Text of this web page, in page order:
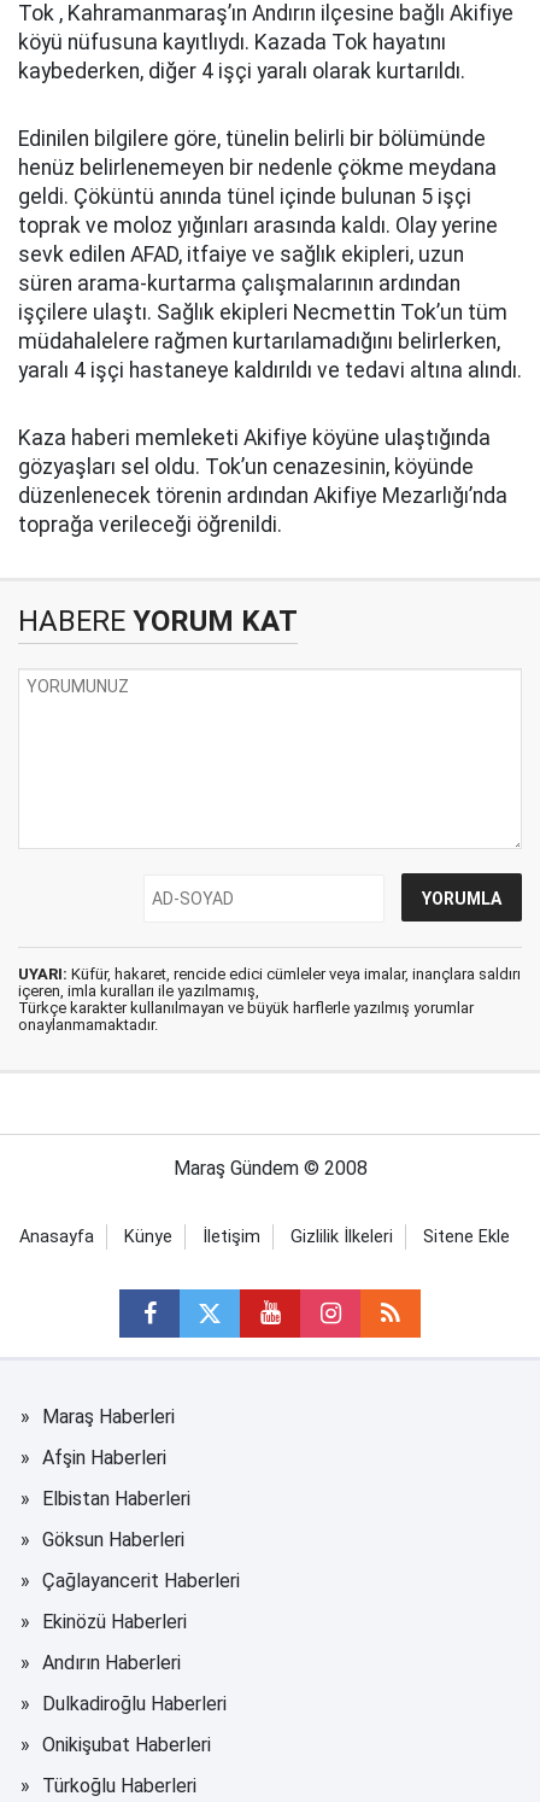
Tok , Kahramanmaraş’ın Andırın ilçesine bağlı Akifiye
köyü nüfusuna kayıtlıydı. Kazada Tok hayatını
kaybederken, diğer 4 işçi yaralı olarak kurtarıldı.
Edinilen bilgilere göre, tünelin belirli bir bölümünde
henüz belirlenemeyen bir nedenle çökme meydana
geldi. Çöküntü anında tünel içinde bulunan 5 işçi
toprak ve moloz yığınları arasında kaldı. Olay yerine
sevk edilen AFAD, itfaiye ve sağlık ekipleri, uzun
süren arama-kurtarma çalışmalarının ardından
işçilere ulaştı. Sağlık ekipleri Necmettin Tok’un tüm
müdahalelere rağmen kurtarılamadığını belirlerken,
yaralı 4 işçi hastaneye kaldırıldı ve tedavi altına alındı.
Kaza haberi memleketi Akifiye köyüne ulaştığında
gözyaşları sel oldu. Tok’un cenazesinin, köyünde
düzenlenecek törenin ardından Akifiye Mezarlığı’nda
toprağa verileceği öğrenildi.
HABERE YORUM KAT
UYARI: Küfür, hakaret, rencide edici cümleler veya imalar, inançlara saldırı
içeren, imla kuralları ile yazılmamış,
Türkçe karakter kullanılmayan ve büyük harflerle yazılmış yorumlar
onaylanmamaktadır.
Maraş Gündem © 2008
Anasayfa Künye İletişim Gizlilik İlkeleri Sitene Ekle
Maraş Haberleri
Afşin Haberleri
Elbistan Haberleri
Göksun Haberleri
Çağlayancerit Haberleri
Ekinözü Haberleri
Andırın Haberleri
Dulkadiroğlu Haberleri
Onikişubat Haberleri
Türkoğlu Haberleri